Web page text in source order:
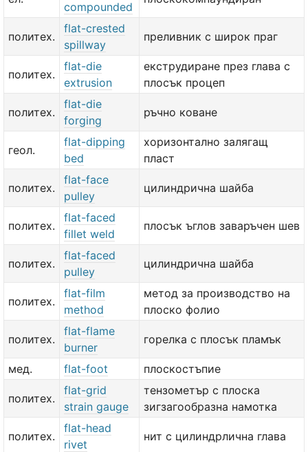
compounded
политех.
flat-crested
spillway
преливник с широк праг
политех.
flat-die
extrusion
екструдиране през глава с
плосък процеп
политех.
flat-die
forging
ръчно коване
геол.
flat-dipping
bed
хоризонтално залягащ
пласт
политех.
flat-face
pulley
цилиндрична шайба
политех.
flat-faced
fillet weld
плосък ъглов заваръчен шев
политех.
flat-faced
pulley
цилиндрична шайба
политех.
flat-film
method
метод за производство на
плоско фолио
политех.
flat-flame
burner
горелка с плосък пламък
мед. flat-foot плоскостъпие
политех.
flat-grid
strain gauge
тензометър с плоска
зигзагообразна намотка
политех.
flat-head
rivet
нит с цилиндрлична глава